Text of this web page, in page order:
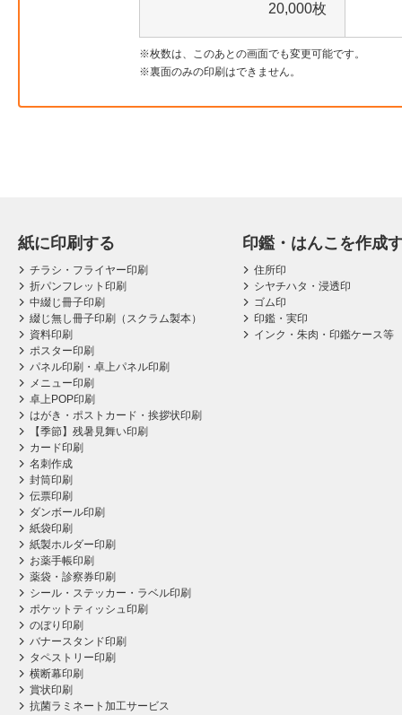
20,000枚
枚数は、このあとの画面でも変更可能です。
裏面のみの印刷はできません。
紙に印刷する
チラシ・フライヤー印刷
折パンフレット印刷
中綴じ冊子印刷
綴じ無し冊子印刷（スクラム製本）
資料印刷
ポスター印刷
パネル印刷・卓上パネル印刷
メニュー印刷
卓上POP印刷
はがき・ポストカード・挨拶状印刷
【季節】残暑見舞い印刷
カード印刷
名刺作成
封筒印刷
伝票印刷
ダンボール印刷
紙袋印刷
紙製ホルダー印刷
お薬手帳印刷
薬袋・診察券印刷
シール・ステッカー・ラベル印刷
ポケットティッシュ印刷
のぼり印刷
バナースタンド印刷
タペストリー印刷
横断幕印刷
賞状印刷
抗菌ラミネート加工サービス
印鑑・はんこを作成
住所印
シヤチハタ・浸透印
ゴム印
印鑑・実印
インク・朱肉・印鑑ケース等